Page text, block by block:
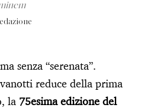
senza “serenata”.
reduce della prima
la 75esima edizione del